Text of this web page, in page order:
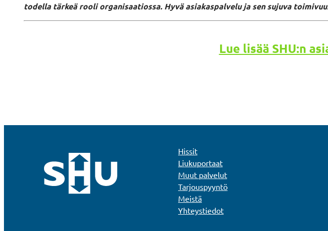
todella tärkeä rooli organisaatiossa. Hyvä asiakaspalvelu ja sen sujuva
Lue lisää SHU:n
Hissit
Liukuportaat
Muut palvelut
Tarjouspyyntö
Meistä
Yhteystiedot